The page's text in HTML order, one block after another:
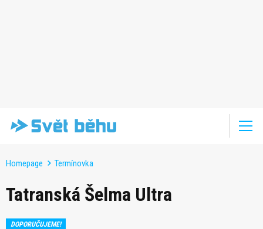
Homepage Termínovka
Tatranská Šelma Ultra
DOPORUČUJEME!